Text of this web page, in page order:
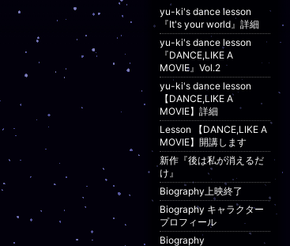
yu-ki's dance lesson
『It's your world』詳細
yu-ki's dance lesson
『DANCE,LIKE A
MOVIE』Vol.2
yu-ki's dance lesson
【DANCE,LIKE A
MOVIE】詳細
Lesson 【DANCE,LIKE A
MOVIE】開講します
新作『後は私が消えるだ
け』
Biography上映終了
Biography キャラクター
プロフィール
Biography